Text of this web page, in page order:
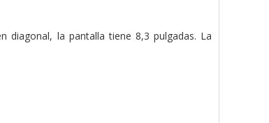
diagonal, la pantalla tiene 8,3 pulgadas. La